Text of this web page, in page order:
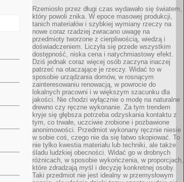
Rzemiosło przez długi czas wydawało się światem,
który powoli znika. W epoce masowej produkcji,
tanich materiałów i szybkiej wymiany rzeczy na
nowe coraz rzadziej zwracano uwagę na
przedmioty tworzone z cierpliwością, wiedzą i
doświadczeniem. Liczyła się przede wszystkim
dostępność, niska cena i natychmiastowy efekt.
Dziś jednak coraz więcej osób zaczyna inaczej
patrzeć na otaczające je rzeczy. Widać to w
sposobie urządzania domów, w rosnącym
zainteresowaniu renowacją, w powrocie do
lokalnych pracowni i w większym szacunku dla
jakości. Nie chodzi wyłącznie o modę na naturalne
drewno czy ręczne wykonanie. Za tym trendem
kryje się głębsza potrzeba odzyskania kontaktu z
tym, co trwałe, uczciwie zrobione i pozbawione
anonimowości. Przedmiot wykonany ręcznie niesie
w sobie coś, czego nie da się łatwo skopiować. To
nie tylko kwestia materiału lub techniki, ale także
śladu ludzkiej obecności. Widać go w drobnych
różnicach, w sposobie wykończenia, w proporcjach,
które zdradzają myśl i decyzję konkretnej osoby.
Taki przedmiot nie jest idealny w przemysłowym